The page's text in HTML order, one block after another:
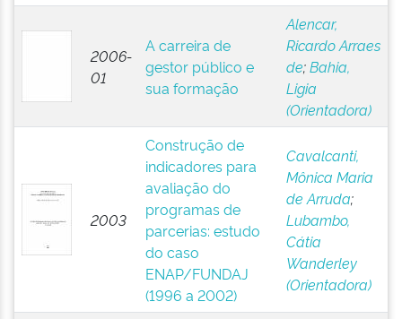
2006-
01
A carreira de
gestor público e
sua formação
Alencar,
Ricardo Arraes
de;Bahia,
Ligia
(Orientadora)
2003
Construção de
indicadores para
avaliação do
programas de
parcerias: estudo
do caso
ENAP/FUNDAJ
(1996 a 2002)
Cavalcanti,
Mônica Maria
de Arruda;
Lubambo,
Cátia
Wanderley
(Orientadora)